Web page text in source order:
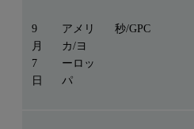
9
月
7
日
アメリ
カ/ヨ
ーロッ
パ
秒/GPC